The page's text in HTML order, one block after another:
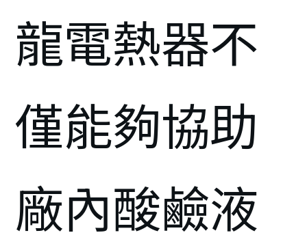
龍電熱器不
僅能夠協助
廠內酸鹼液